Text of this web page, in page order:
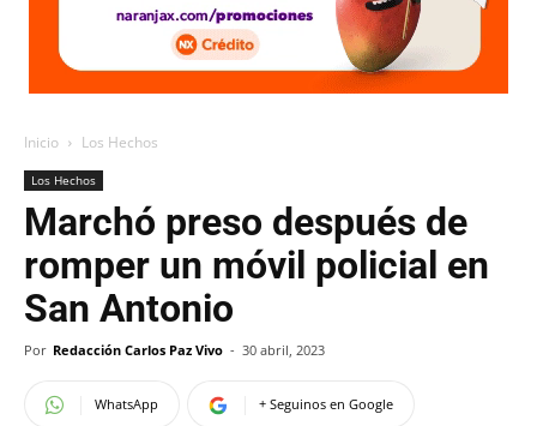
Inicio Los Hechos
Los Hechos
Marchó preso después de
romper un móvil policial en
San Antonio
Por Redacción Carlos Paz Vivo - 30 abril, 2023
WhatsApp + Seguinos en Google